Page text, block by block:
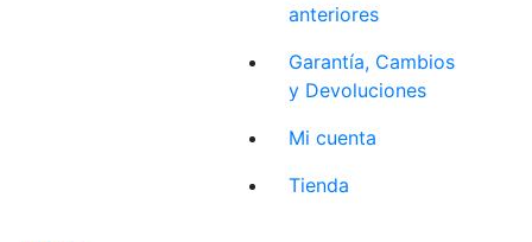
anteriores
Garantía, Cambios
y Devoluciones
Mi cuenta
Tienda